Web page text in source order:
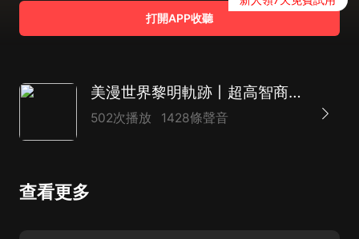
打開APP收聽
美漫世界黎明軌跡丨超高智商丨煉金附魔師丨輕鬆搞笑丨 多人有聲劇
502次播放 1428條聲音
查看更多